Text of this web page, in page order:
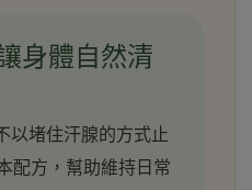
身體自然清
以堵住汗腺的方式止
配方，幫助維持日常